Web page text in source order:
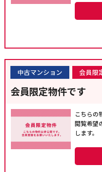
中古マンション 会員限
会員限定物件です
こちらの
閲覧希望
します。